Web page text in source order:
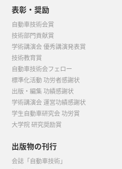
表彰・奨励
自動車技術会賞
技術部門貢献賞
学術講演会 優秀講演発表賞
技術教育賞
自動車技術会フェロー
標準化活動 功労者感謝状
出版・編集 功績感謝状
学術講演会 運営功績感謝状
学生自動車研究会 功労賞
大学院 研究奨励賞
出版物の刊行
会誌「自動車技術」